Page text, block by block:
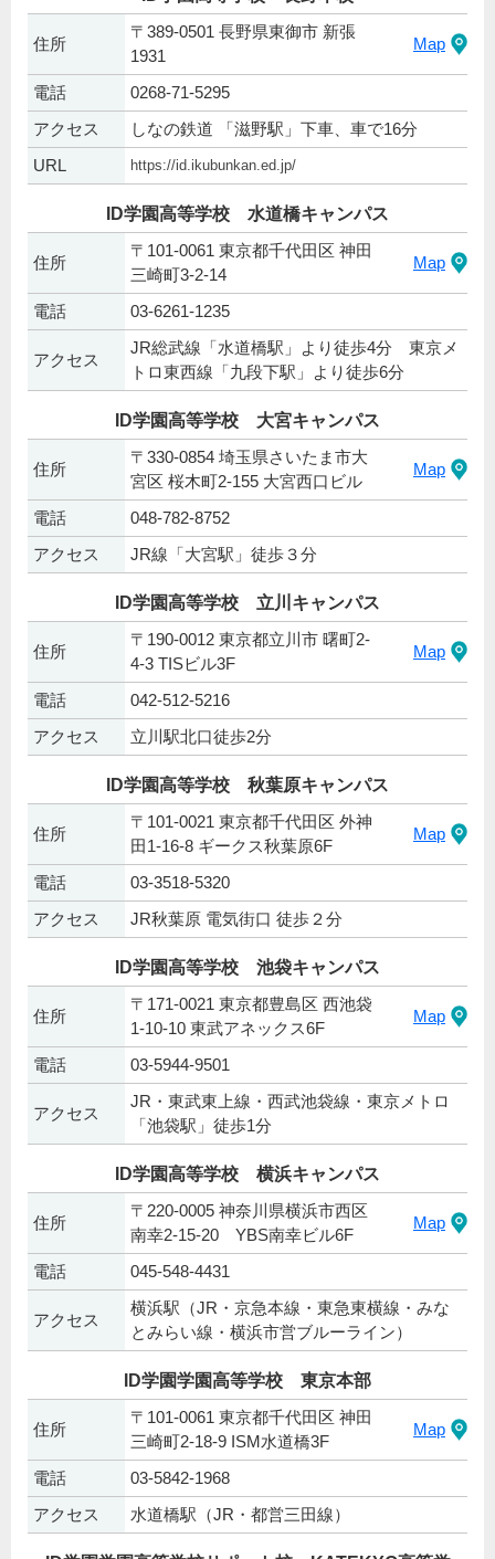
住所
〒389-0501 長野県東御市 新張
1931
Map
電話
0268-71-5295
アクセス
しなの鉄道 「滋野駅」下車、車で16分
URL
https://id.ikubunkan.ed.jp/
ID学園高等学校 水道橋キャンパス
住所
〒101-0061 東京都千代田区 神田
三崎町3-2-14
Map
電話 03-6261-1235
アクセス
JR総武線「水道橋駅」より徒歩4分 東京メ
トロ東西線「九段下駅」より徒歩6分
ID学園高等学校 大宮キャンパス
住所
〒330-0854 埼玉県さいたま市大
宮区 桜木町2-155 大宮西口ビル
Map
電話
048-782-8752
アクセス
JR線「大宮駅」徒歩３分
ID学園高等学校 立川キャンパス
住所
〒190-0012 東京都立川市 曙町2-
4-3 TISビル3F
Map
電話
042-512-5216
アクセス
立川駅北口徒歩2分
ID学園高等学校 秋葉原キャンパス
住所
〒101-0021 東京都千代田区 外神
田1-16-8 ギークス秋葉原6F
Map
電話
03-3518-5320
アクセス
JR秋葉原 電気街口 徒歩２分
ID学園高等学校 池袋キャンパス
住所
〒171-0021 東京都豊島区 西池袋
1-10-10 東武アネックス6F
Map
電話 03-5944-9501
アクセス
JR・東武東上線・西武池袋線・東京メトロ
「池袋駅」徒歩1分
ID学園高等学校 横浜キャンパス
住所
〒220-0005 神奈川県横浜市西区
南幸2-15-20 YBS南幸ビル6F
Map
電話 045-548-4431
アクセス
横浜駅（JR・京急本線・東急東横線・みな
とみらい線・横浜市営ブルーライン）
ID学園学園高等学校 東京本部
住所
〒101-0061 東京都千代田区 神田
三崎町2-18-9 ISM水道橋3F
Map
電話
03-5842-1968
アクセス
水道橋駅（JR・都営三田線）